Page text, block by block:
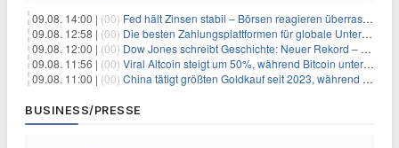
09.08. 14:00 | (00) Fed hält Zinsen stabil – Börsen reagieren überraschend volatil
09.08. 12:58 | (00) Die besten Zahlungsplattformen für globale Unternehmen im Jahr 2026
09.08. 12:00 | (00) Dow Jones schreibt Geschichte: Neuer Rekord – und Amazon knackt die nächste Billionen-Marke
09.08. 11:56 | (00) Viral Altcoin steigt um 50%, während Bitcoin unter $65.000 fällt
09.08. 11:00 | (00) China tätigt größten Goldkauf seit 2023, während Goldpreis um 8% steigt
BUSINESS/PRESSE